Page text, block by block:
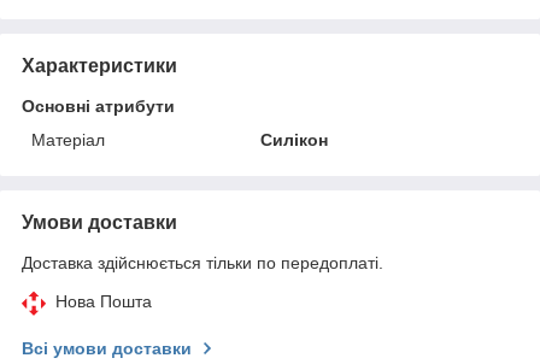
Характеристики
Основні атрибути
Матеріал
Силікон
Умови доставки
Доставка здійснюється тільки по передоплаті.
Нова Пошта
Всі умови доставки